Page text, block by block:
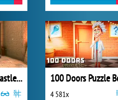
Underground Castle Room Escape 100 Doors Puzzle
4 581x